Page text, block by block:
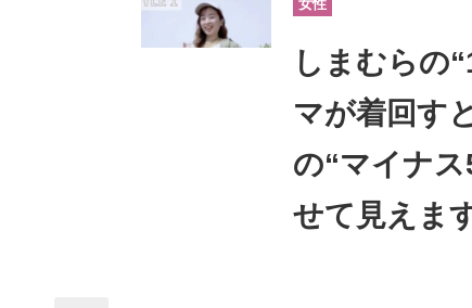
女性
しまむらの
マが着回す
の“マイナ
せて見えま